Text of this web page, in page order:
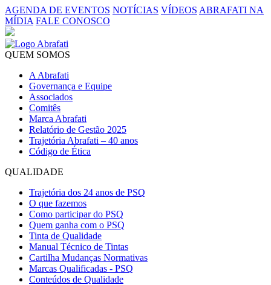
AGENDA DE EVENTOS NOTÍCIAS VÍDEOS ABRAFATI NA
MÍDIA FALE CONOSCO
QUEM SOMOS
A Abrafati
Governança e Equipe
Associados
Comitês
Marca Abrafati
Relatório de Gestão 2025
Trajetória Abrafati – 40 anos
Código de Ética
QUALIDADE
Trajetória dos 24 anos de PSQ
O que fazemos
Como participar do PSQ
Quem ganha com o PSQ
Tinta de Qualidade
Manual Técnico de Tintas
Cartilha Mudanças Normativas
Marcas Qualificadas - PSQ
Conteúdos de Qualidade